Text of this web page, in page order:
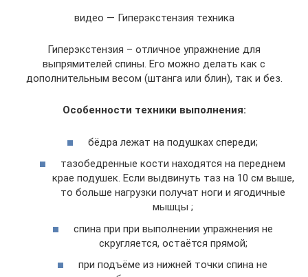
видео — Гиперэкстензия техника
Гиперэкстензия – отличное упражнение для
выпрямителей спины. Его можно делать как с
дополнительным весом (штанга или блин), так и без.
Особенности техники выполнения:
бёдра лежат на подушках спереди;
тазобедренные кости находятся на переднем
крае подушек. Если выдвинуть таз на 10 см выше,
то больше нагрузки получат ноги и ягодичные
мышцы ;
спина при при выполнении упражнения не
скругляется, остаётся прямой;
при подъёме из нижней точки спина не